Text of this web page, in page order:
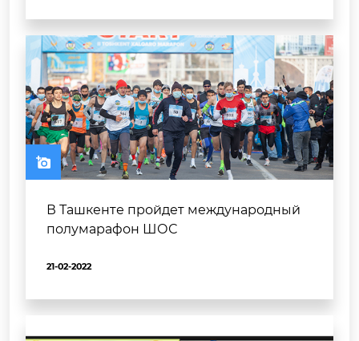
В Ташкенте пройдет международный
полумарафон ШОС
21-02-2022